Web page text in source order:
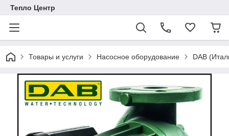
Тепло Центр
Товары и услуги Насосное оборудование DAB